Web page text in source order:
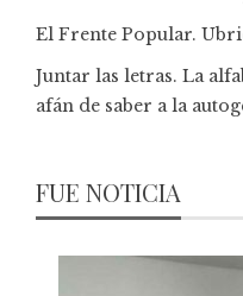
El Frente Popular.
Juntar las letras. La
afán de saber a la
FUE NOTICIA